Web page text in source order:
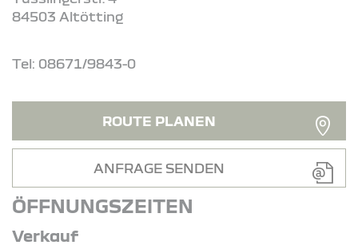
84503 Altötting
Tel: 08671/9843-0
ROUTE PLANEN
ANFRAGE SENDEN
ÖFFNUNGSZEITEN
Verkauf